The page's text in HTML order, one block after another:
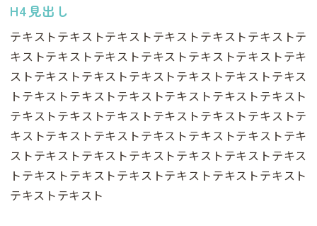
H4見出し
テキストテキストテキストテキストテキストテキストテ
キストテキストテキストテキストテキストテキストテキ
ストテキストテキストテキストテキストテキストテキス
トテキストテキストテキストテキストテキストテキスト
テキストテキストテキストテキストテキストテキストテ
キストテキストテキストテキストテキストテキストテキ
ストテキストテキストテキストテキストテキストテキス
トテキストテキストテキストテキストテキストテキスト
テキストテキスト